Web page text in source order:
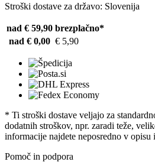
Stroški dostave za državo: Slovenija
nad € 59,90 brezplačno*
nad € 0,00 € 5,90
* Ti stroški dostave veljajo za
dodatnih stroškov, npr. zaradi teže,
informacije najdete neposredno v opisu
Pomoč in podpora